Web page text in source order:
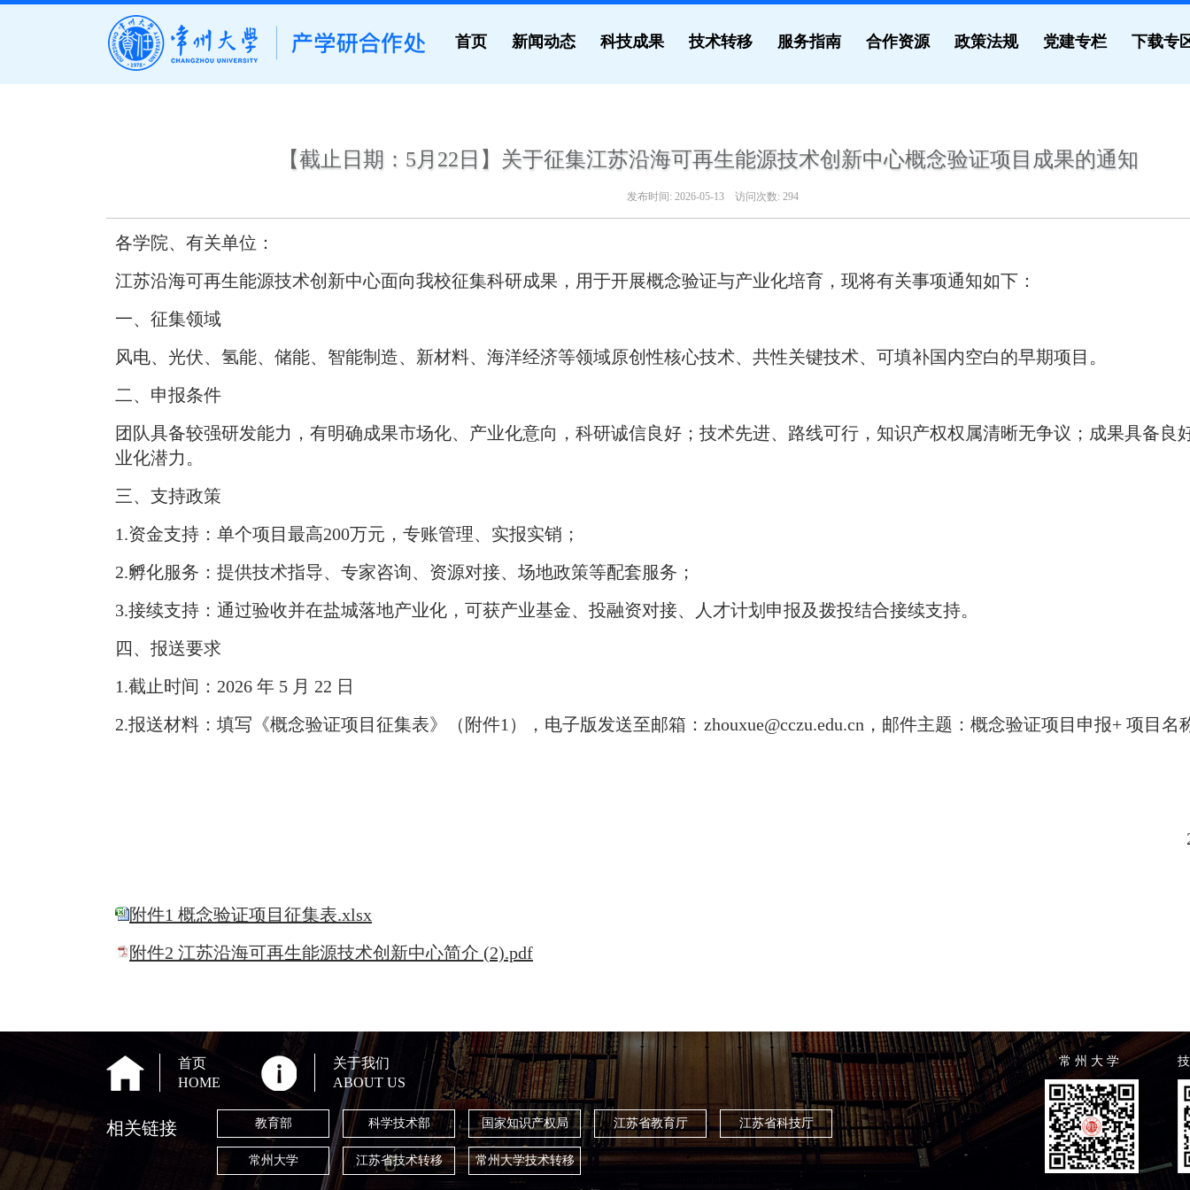
首页 新闻动态 科技成果 技术转移 服务指南 合作资源 政策法规 党建专栏 下载专
【截止日期：5月22日】关于征集江苏沿海可再生能源技术创新中心概念验证项目成果的通知
发布时间: 2026-05-13访问次数: 294
各学院、有关单位：
江苏沿海可再生能源技术创新中心面向我校征集科研成果，用于开展概念验证与产业化培育，现将有关事项通知如下：
一、征集领域
风电、光伏、氢能、储能、智能制造、新材料、海洋经济等领域原创性核心技术、共性关键技术、可填补国内空白的早期项目。
二、申报条件
团队具备较强研发能力，有明确成果市场化、产业化意向，科研诚信良好；技术先进、路线可行，知识产权权属清晰无争议；成果具备良
业化潜力。
三、支持政策
1.资金支持：单个项目最高200万元，专账管理、实报实销；
2.孵化服务：提供技术指导、专家咨询、资源对接、场地政策等配套服务；
3.接续支持：通过验收并在盐城落地产业化，可获产业基金、投融资对接、人才计划申报及拨投结合接续支持。
四、报送要求
1.截止时间： 2026 年 5 月 22 日
2.报送材料：填写《概念验证项目征集表》 （ 附件1 ） ，电子版发送至邮箱： zhouxue@cczu.edu.cn ， 邮件主题：概念验证项目申报+ 项目名
附件1 概念验证项目征集表.xlsx
附件2 江苏沿海可再生能源技术创新中心简介 (2).pdf
首页
HOME
关于我们
ABOUT US
相关链接 教育部 科学技术部 国家知识产权局 江苏省教育厅 江苏省科技厅
常州大学 江苏省技术转移 常州大学技术转移
常 州 大 学